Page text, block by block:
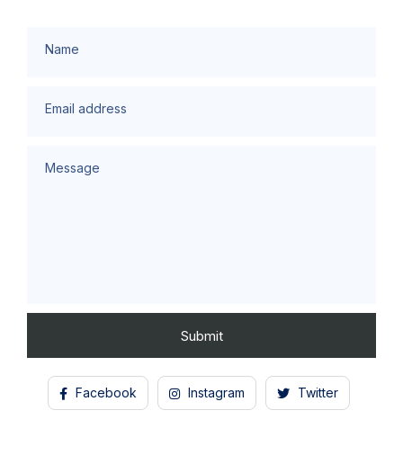
Name
Email address
Message
Facebook Instagram Twitter